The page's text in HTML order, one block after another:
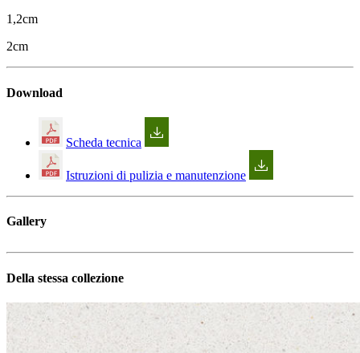
1,2cm
2cm
Download
Scheda tecnica
Istruzioni di pulizia e manutenzione
Gallery
Della stessa collezione